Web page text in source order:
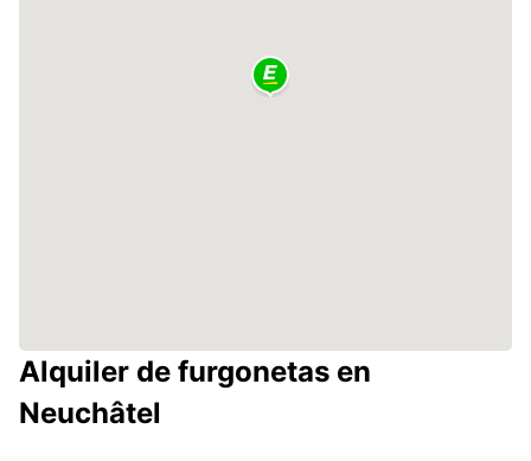
Alquiler de furgonetas en
Neuchâtel